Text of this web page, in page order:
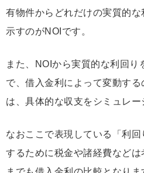
有物件からどれだけの実質的
示すのがNOIです。
また、NOIから実質的な利回り
で、借入金利によって変動す
は、具体的な収支をシミュレー
なおここで表現している「利回
するために税金や諸経費などは